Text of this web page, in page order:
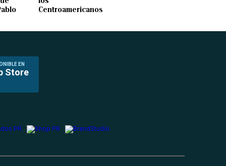
Centroamericanos
EN
Store